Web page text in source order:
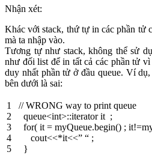
Nhận xét:
Khác với stack, thứ tự in các phần tử
mà ta nhập vào.
Tương tự như stack, không thể sử
như đối list để in tất cả các phần tử
duy nhất phần tử ở đầu queue. Ví
bên dưới là sai:
1
2
3
4
5
// WRONG way to print queue
queue<int>::iteratorit ;
for( it = myQueue.begin() ; it!=
cout<<*it<<” “ ;
}